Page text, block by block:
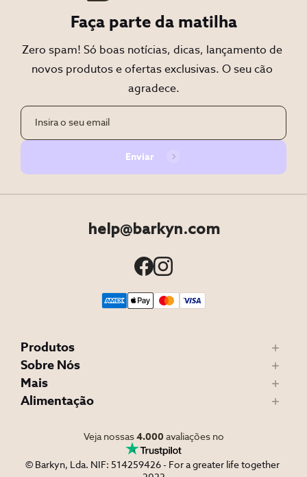
Faça parte da matilha
Zero spam! Só boas notícias, dicas, lançamento de
novos produtos e ofertas exclusivas. O seu cão
agradece.
Enviar
help@barkyn.com
Produtos
Sobre Nós
Mais
Alimentação
Veja nossas 4.000 avaliações no
© Barkyn, Lda. NIF: 514259426 - For a greater life together